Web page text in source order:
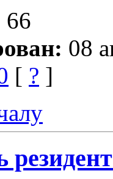
66
08
[ ? ]